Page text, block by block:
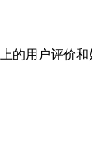
的用户评价